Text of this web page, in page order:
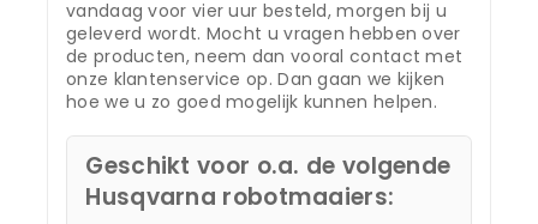
vandaag voor vier uur besteld, morgen bij u
geleverd wordt. Mocht u vragen hebben over
de producten, neem dan vooral contact met
onze klantenservice op. Dan gaan we kijken
hoe we u zo goed mogelijk kunnen helpen.
Geschikt voor o.a. de volgende
Husqvarna robotmaaiers: